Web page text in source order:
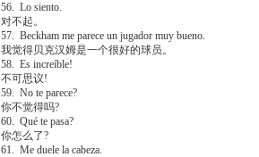
56. Lo siento.
对不起。
57. Beckham me parece un jugador muy bueno.
我觉得贝克汉姆是一个很好的球员。
58. Es increíble!
不可思议!
59. No te parece?
你不觉得吗?
60. Qué te pasa?
你怎么了?
61. Me duele la cabeza.